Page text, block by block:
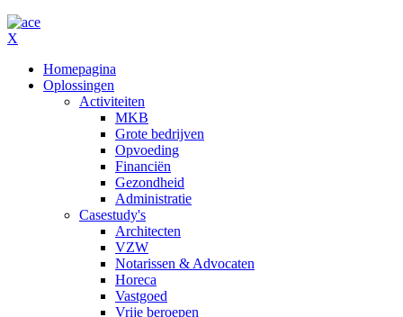
X
Homepagina
Oplossingen
Activiteiten
MKB
Grote bedrijven
Opvoeding
Financiën
Gezondheid
Administratie
Casestudy's
Architecten
VZW
Notarissen & Advocaten
Horeca
Vastgoed
Vrije beroepen